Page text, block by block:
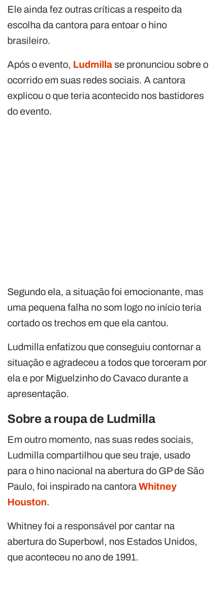
Ele ainda fez outras críticas a respeito da
escolha da cantora para entoar o hino
brasileiro.
Após o evento, Ludmillase pronunciou sobre o
ocorrido em suas redes sociais. A cantora
explicou o que teria acontecido nos bastidores
do evento.
Segundo ela, a situação foi emocionante, mas
uma pequena falha no som logo no início teria
cortado os trechos em que ela cantou.
Ludmilla enfatizou que conseguiu contornar a
situação e agradeceu a todos que torceram por
ela e por Miguelzinho do Cavaco durante a
apresentação.
Sobre a roupa de Ludmilla
Em outro momento, nas suas redes sociais,
Ludmilla compartilhou que seu traje, usado
para o hino nacional na abertura do GP de São
Paulo, foi inspirado na cantoraWhitney
Houston.
Whitney foi a responsável por cantar na
abertura do Superbowl, nos Estados Unidos,
que aconteceu no ano de 1991.